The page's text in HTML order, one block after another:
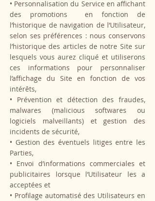
• Personnalisation du Service en affichant
des promotions en fonction de
l’historique de navigation de l’Utilisateur,
selon ses préférences : nous conservons
l’historique des articles de notre Site sur
lesquels vous aurez cliqué et utiliserons
ces informations pour personnaliser
l’affichage du Site en fonction de vos
intérêts,
• Prévention et détection des fraudes,
malwares (malicious softwares ou
logiciels malveillants) et gestion des
incidents de sécurité,
• Gestion des éventuels litiges entre les
Parties,
• Envoi d’informations commerciales et
publicitaires lorsque l’Utilisateur les a
acceptées et
• Profilage automatisé des Utilisateurs en